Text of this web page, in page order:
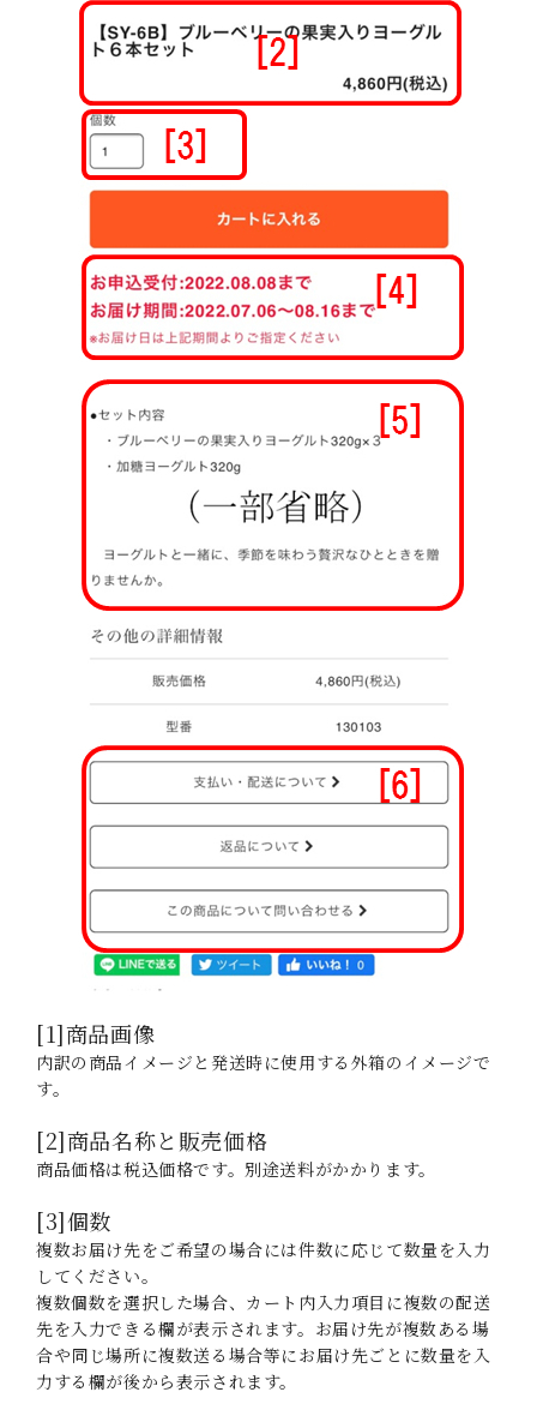
[1]商品画像
内訳の商品イメージと発送時に使用する外箱のイメージで
す。
[2]商品名称と販売価格
商品価格は税込価格です。別途送料がかかります。
[3]個数
複数お届け先をご希望の場合には件数に応じて数量を入力
してください。
複数個数を選択した場合、カート内入力項目に複数の配送
先を入力できる欄が表示されます。お届け先が複数ある場
合や同じ場所に複数送る場合等にお届け先ごとに数量を入
力する欄が後から表示されます。